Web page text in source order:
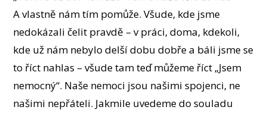
A vlastně nám tím pomůže. Všude, kde jsme
nedokázali čelit pravdě – v práci, doma, kdekoli,
kde už nám nebylo delší dobu dobře a báli jsme se
to říct nahlas – všude tam teď můžeme říct „Jsem
nemocný“. Naše nemoci jsou našimi spojenci, ne
našimi nepřáteli. Jakmile uvedeme do souladu